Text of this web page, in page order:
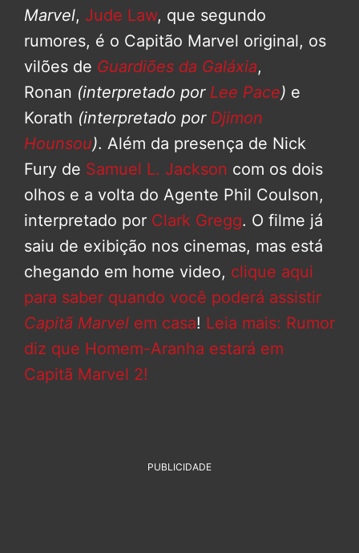
Marvel, Jude Law, que segundo
rumores, é o Capitão Marvel original, os
vilões de Guardiões da Galáxia,
Ronan (interpretado por Lee Pace) e
Korath (interpretado por Djimon
Hounsou). Além da presença de Nick
Fury de Samuel L. Jackson com os dois
olhos e a volta do Agente Phil Coulson,
interpretado por Clark Gregg. O filme já
saiu de exibição nos cinemas, mas está
chegando em home video, clique aqui
para saber quando você poderá assistir
Capitã Marvel em casa! Leia mais: Rumor
diz que Homem-Aranha estará em
Capitã Marvel 2!
PUBLICIDADE